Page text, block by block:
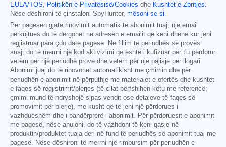
EULA/TOS
Politikën e Privatësisë/Cookies dhe Kushtet e Zbritjes
Nëse dëshironi të çinstaloni SpyHunter, mësoni se si
Për pagesën gjatë rinovimit automatik të abonimit tuaj, një email
përkujtues do të dërgohet në adresën e emailit që keni dhënë kur jeni
regjistruar para çdo date pagese. Në fillim të periudhës së provës
suaj, do të merrni një kod aktivizimi që është i kufizuar për t'u përdorur
vetëm për një periudhë prove dhe vetëm për një pajisje për llogari.
Abonimi juaj do të rinovohet automatikisht me çmimin dhe për
periudhën e abonimit në përputhje me materialet e ofertës dhe kushtet
e faqes së regjistrimit/blerjes (të cilat përfshihen këtu me referencë;
çmimi mund të ndryshojë sipas vendit ose detajeve të faqes së
promovimit për blerje), me kusht që të jeni një përdorues i
vazhdueshëm dhe i pandërprerë i abonimit. Për përdoruesit e abonimit
me pagesë, nëse anuloni, do të vazhdoni të keni qasje në
produktin/produktet tuaja deri në fund të periudhës së abonimit tuaj me
pagesë. Nëse dëshironi të merrni një rimbursim për periudhën e